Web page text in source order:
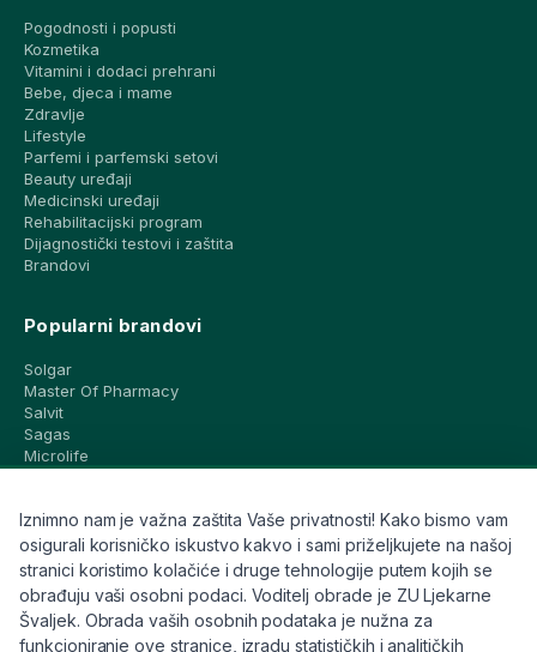
Pogodnosti i popusti
Kozmetika
Vitamini i dodaci prehrani
Bebe, djeca i mame
Zdravlje
Lifestyle
Parfemi i parfemski setovi
Beauty uređaji
Medicinski uređaji
Rehabilitacijski program
Dijagnostički testovi i zaštita
Brandovi
Popularni brandovi
Solgar
Master Of Pharmacy
Salvit
Sagas
Microlife
CeraVe
Eucerin
Avene
Bioderma
Svi brandovi
Iznimno nam je važna zaštita Vaše privatnosti! Kako bismo vam
osigurali korisničko iskustvo kakvo i sami priželjkujete na našoj
stranici koristimo kolačiće i druge tehnologije putem kojih se
obrađuju vaši osobni podaci. Voditelj obrade je ZU Ljekarne
Švaljek. Obrada vaših osobnih podataka je nužna za
funkcioniranje ove stranice, izradu statističkih i analitičkih